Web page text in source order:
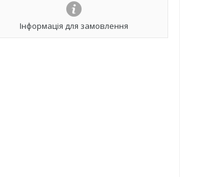
Інформація для замовлення